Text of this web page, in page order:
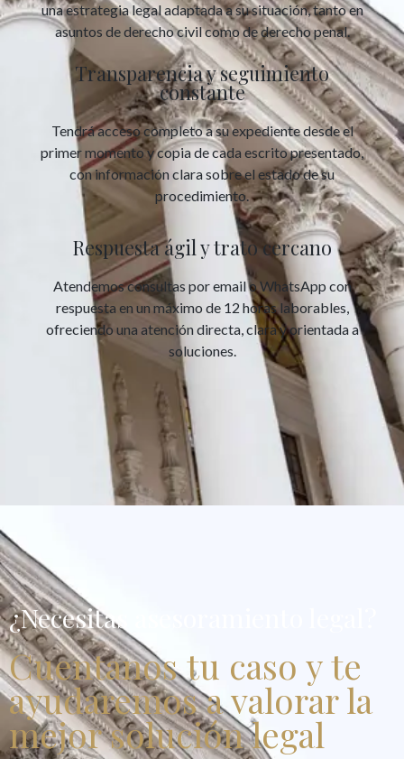
una estrategia legal adaptada a su situación, tanto en
asuntos de derecho civil como de derecho penal.
Transparencia y seguimiento
constante
Tendrá acceso completo a su expediente desde el
primer momento y copia de cada escrito presentado,
con información clara sobre el estado de su
procedimiento.
Respuesta ágil y trato cercano
Atendemos consultas por email o WhatsApp con
respuesta en un máximo de 12 horas laborables,
ofreciendo una atención directa, clara y orientada a
soluciones.
¿Necesitas asesoramiento legal?
Cuentanos tu caso y te
ayudaremos a valorar la
mejor solución legal